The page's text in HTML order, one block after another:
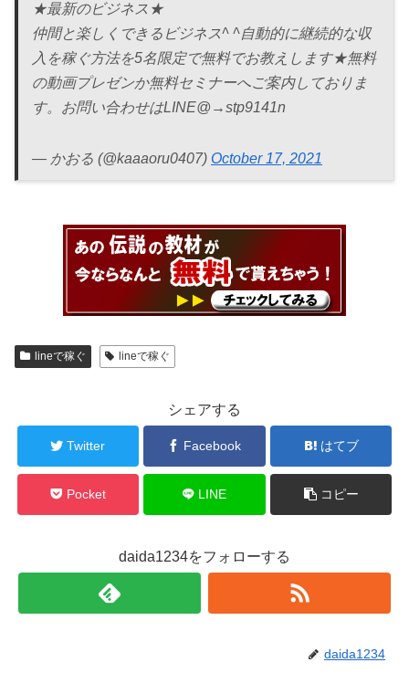
★最新のビジネス★
仲間と楽しくできるビジネス^ ^自動的に継続的な収
入を稼ぐ方法を5名限定で無料でお教えします★無料
の動画プレゼンか無料セミナーへご案内しておりま
す。お問い合わせはLINE@→stp9141n
— かおる (@kaaaoru0407) October 17, 2021
lineで稼ぐ lineで稼ぐ
シェアする
Twitter Facebook はてブ
Pocket LINE コピー
daida1234をフォローする
daida1234